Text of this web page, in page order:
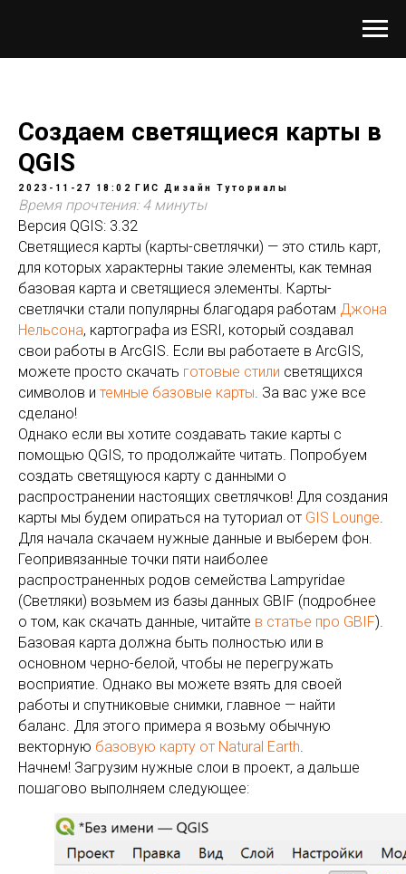
Создаем светящиеся карты в
QGIS
2023-11-27 18:02 ГИС Дизайн Туториалы
Время прочтения: 4 минуты
Версия QGIS: 3.32
Светящиеся карты (карты-светлячки) — это стиль карт,
для которых характерны такие элементы, как темная
базовая карта и светящиеся элементы. Карты-
светлячки стали популярны благодаря работам Джона
Нельсона, картографа из ESRI, который создавал
свои работы в ArcGIS. Если вы работаете в ArcGIS,
можете просто скачать готовые стили светящихся
символов и темные базовые карты. За вас уже все
сделано!
Однако если вы хотите создавать такие карты с
помощью QGIS, то продолжайте читать. Попробуем
создать светящуюся карту с данными о
распространении настоящих светлячков! Для создания
карты мы будем опираться на туториал от GIS Lounge.
Для начала скачаем нужные данные и выберем фон.
Геопривязанные точки пяти наиболее
распространенных родов семейства Lampyridae
(Светляки) возьмем из базы данных GBIF (подробнее
о том, как скачать данные, читайте в статье про GBIF).
Базовая карта должна быть полностью или в
основном черно-белой, чтобы не перегружать
восприятие. Однако вы можете взять для своей
работы и спутниковые снимки, главное — найти
баланс. Для этого примера я возьму обычную
векторную базовую карту от Natural Earth.
Начнем! Загрузим нужные слои в проект, а дальше
пошагово выполняем следующее: